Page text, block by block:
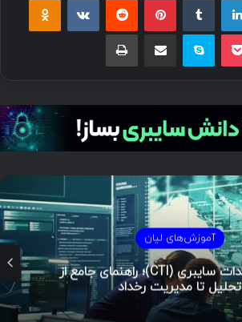
پاکت اسکایپ چاپ
آموزش‌های لیان
هوش تهدیدات سایبری (CTI)؛ راهنمای جامع از
تحلیل تا مدیریت رخداد